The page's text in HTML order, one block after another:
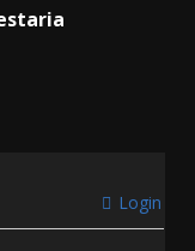
Login